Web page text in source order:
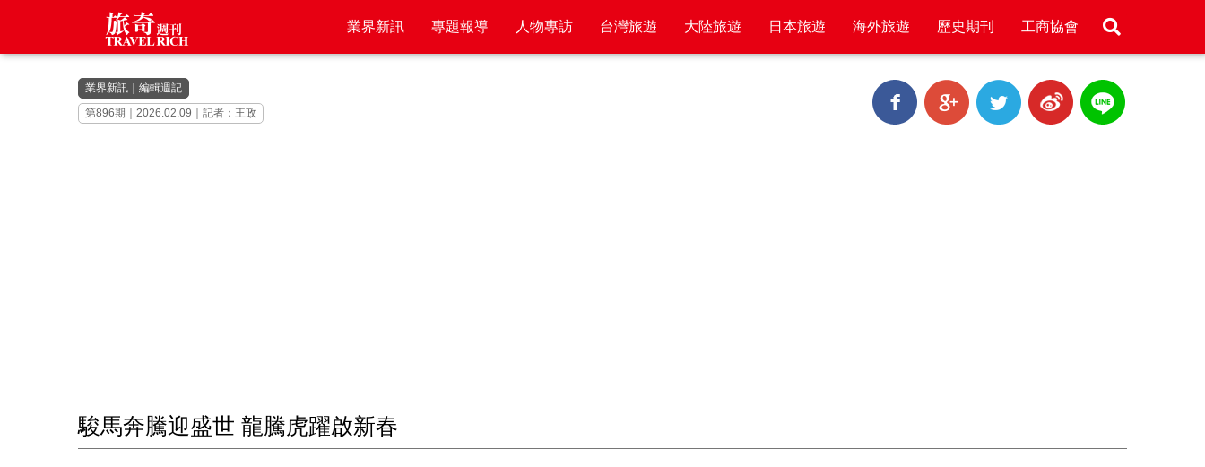
業界新訊 專題報導 人物專訪 台灣旅遊 大陸旅遊 日本旅遊 海外旅遊 歷史期刊 工商協會
業界新訊
編輯週記
第896期｜2026.02.09｜記者：王政
駿馬奔騰迎盛世 龍騰虎躍啟新春